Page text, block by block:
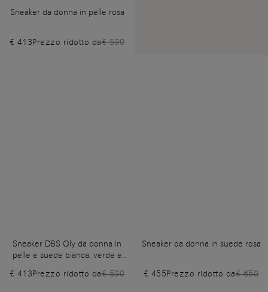
Sneaker da donna in pelle rosa
€ 413Prezzo ridotto da€ 590
Sneaker DBS Oly da donna in
pelle e suede bianca, verde e
€ 413Prezzo ridotto da€ 590
Sneaker da donna in suede rosa
€ 455Prezzo ridotto da€ 650